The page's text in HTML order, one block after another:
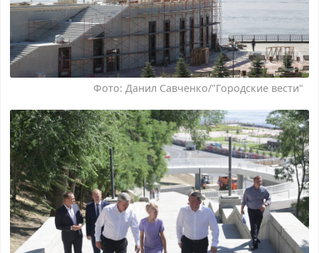
Фото: Данил Савченко/"Городские вести"